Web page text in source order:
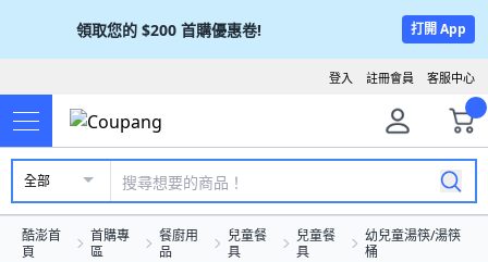
領取您的 $200 首購優惠卷! 打開 App
客服中心
註冊會員
登入
全部
酷澎首
頁
首購專
區
餐廚用
品
兒童餐
具
兒童餐
具
幼兒童湯筷/湯筷
桶